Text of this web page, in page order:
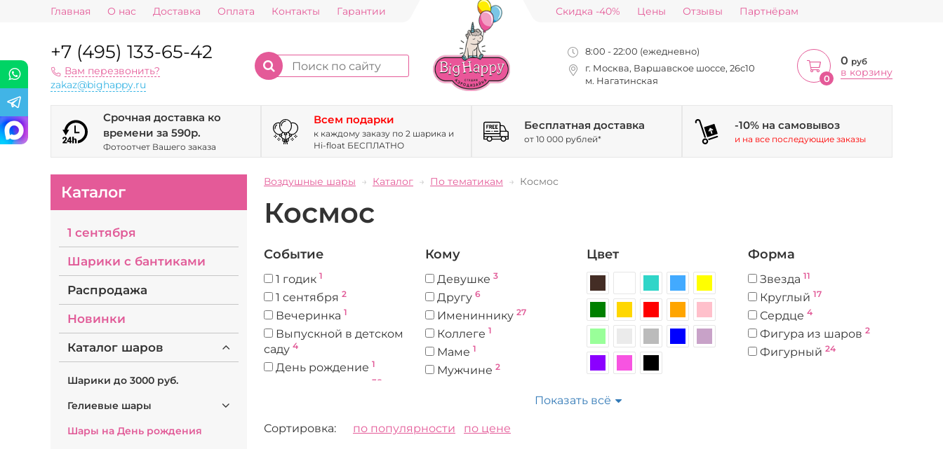
Главная О нас Доставка Оплата Контакты Гарантии Скидка -40% Цены Отзывы Партнёрам
+7 (495) 133-65-42
Вам перезвонить?
zakaz@bighappy.ru
8:00 - 22:00 (ежедневно)
г. Москва, Варшавское шоссе, 26с10
м. Нагатинская
0
0 руб
в корзину
Срочная доставка ко
времени за 590р.
Фотоотчет Вашего заказа
Всем подарки
к каждому заказу по 2 шарика и
Hi-float БЕСПЛАТНО
Бесплатная доставка
от 10 000 рублей*
-10% на самовывоз
и на все последующие заказы
Каталог
1 сентября
Шарики с бантиками
Распродажа
Новинки
Каталог шаров
Шарики до 3000 руб.
Гелиевые шары
Шары на День рождения
Воздушные шары Каталог По тематикам Космос
Космос
Событие
1 годик 1
1 сентября 2
Вечеринка 1
Выпускной в детском
саду 4
День рождение 1
38
Кому
Девушке 3
Другу 6
Имениннику 27
Коллеге 1
Маме 1
Мужчине 2
Ребенку
Цвет Форма
Звезда 11
Круглый 17
Сердце 4
Фигура из шаров 2
Фигурный 24
Показать всё
Сортировка: по популярности по цене